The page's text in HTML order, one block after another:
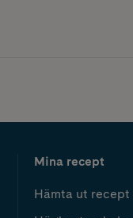
Mina recept
Hämta ut recept